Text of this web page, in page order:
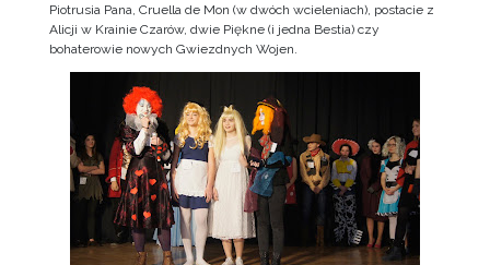
Piotrusia Pana, Cruella de Mon (w dwóch wcieleniach), postacie z
Alicji w Krainie Czarów, dwie Piękne (i jedna Bestia) czy
bohaterowie nowych Gwiezdnych Wojen.